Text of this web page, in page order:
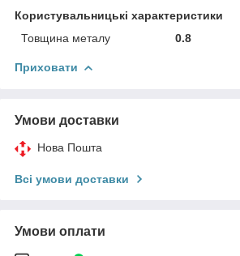
Користувальницькі характеристики
Товщина металу
0.8
Приховати
Умови доставки
Нова Пошта
Всі умови доставки
Умови оплати